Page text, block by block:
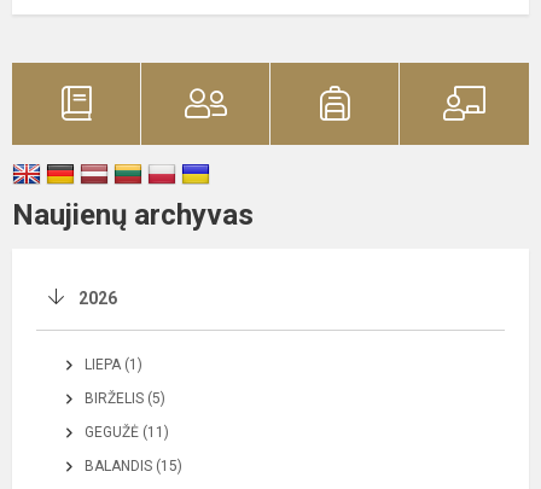
Naujienų archyvas
2026
LIEPA (1)
BIRŽELIS (5)
GEGUŽĖ (11)
BALANDIS (15)